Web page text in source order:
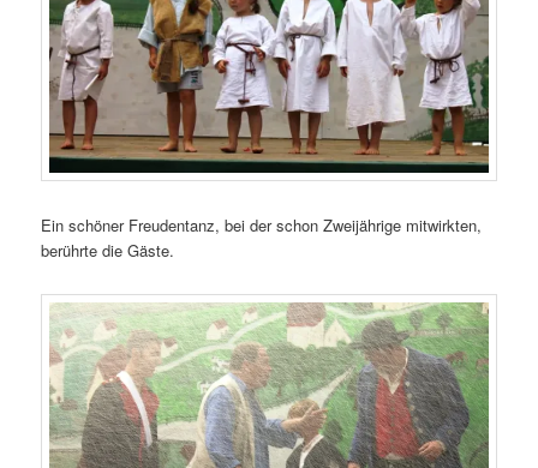
Ein schöner Freudentanz, bei der schon Zweijährige mitwirkten,
berührte die Gäste.